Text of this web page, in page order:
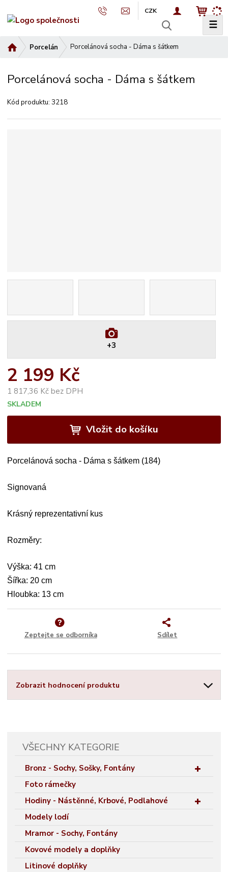
CZK
h
e
☰
v
d
í
Porcelán Porcelánová socha - Dáma s šátkem
Porcelánová socha - Dáma s šátkem
Kód produktu:3218
+3
2 199 Kč
1 817,36 Kč bez DPH
SKLADEM
Vložit do košíku
Porcelánová socha - Dáma s šátkem (184)
Signovaná
Krásný reprezentativní kus
Rozměry:
Výška: 41 cm
Šířka: 20 cm
Hloubka: 13 cm
Zeptejte se odborníka Sdílet
Zobrazit hodnocení produktu
VŠECHNY KATEGORIE
Bronz - Sochy, Sošky, Fontány
Foto rámečky
Hodiny - Nástěnné, Krbové, Podlahové
Modely lodí
Mramor - Sochy, Fontány
Kovové modely a doplňky
Litinové doplňky